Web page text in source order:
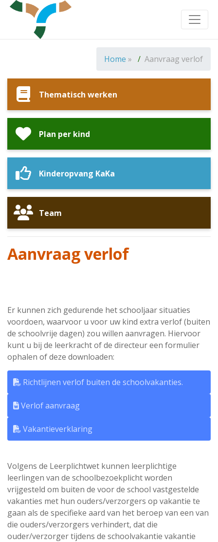
Home » Aanvraag verlof
Thematisch werken
Plan per kind
Kinderopvang KaKa
Team
Aanvraag verlof
Er kunnen zich gedurende het schooljaar situaties
voordoen, waarvoor u voor uw kind extra verlof (buiten
de schoolvrije dagen) zou willen aanvragen. Hiervoor
kunt u bij de leerkracht of de directeur een formulier
ophalen of deze downloaden:
Richtlijnen verlof buiten de schoolvakanties.
Verlof aanvraag
Vakantieverklaring
Volgens de Leerplichtwet kunnen leerplichtige
leerlingen van de schoolbezoekplicht worden
vrijgesteld om buiten de voor de school vastgestelde
vakanties met hun ouders/verzorgers op vakantie te
gaan als de specifieke aard van het beroep van een van
die ouders/verzorgers verhindert, dat die
ouder/verzorger tijdens de schoolvakantie vakantie